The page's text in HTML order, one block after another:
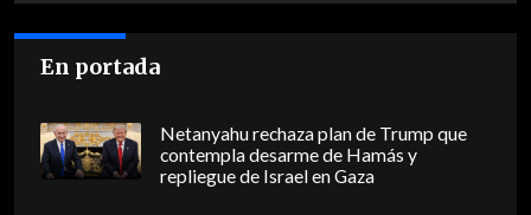
En portada
Netanyahu rechaza plan de Trump que
contempla desarme de Hamás y
repliegue de Israel en Gaza